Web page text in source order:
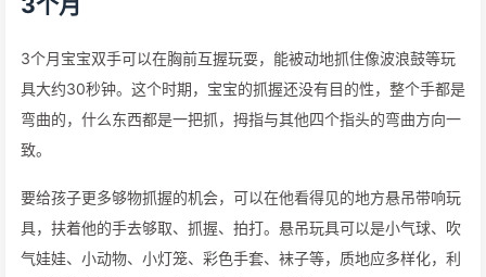
3个月宝宝双手可以在胸前互握玩耍，能被动地抓住像波浪鼓等玩
具大约30秒钟。这个时期，宝宝的抓握还没有目的性，整个手都是
弯曲的，什么东西都是一把抓，拇指与其他四个指头的弯曲方向一
致。
要给孩子更多够物抓握的机会，可以在他看得见的地方悬吊带响玩
具，扶着他的手去够取、抓握、拍打。悬吊玩具可以是小气球、吹
气娃娃、小动物、小灯笼、彩色手套、袜子等，质地应多样化，利